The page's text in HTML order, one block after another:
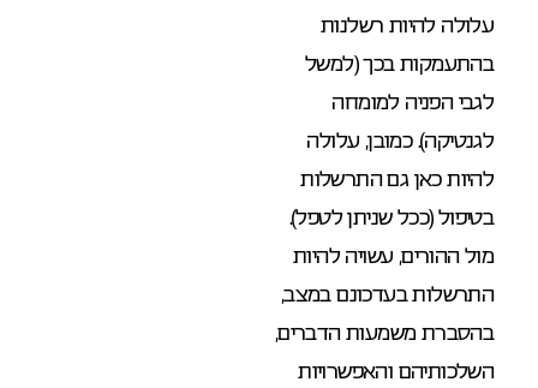
עלולה להיות רשלנות
בהתעמקות בכך (למשל
לגבי הפניה למומחה
לגנטיקה). כמובן, עלולה
להיות כאן גם התרשלות
בטיפול (ככל שניתן לטפל).
מול ההורים, עשויה להיות
התרשלות בעדכונם במצב,
בהסברת משמעות הדברים,
השלכותיהם והאפשרויות